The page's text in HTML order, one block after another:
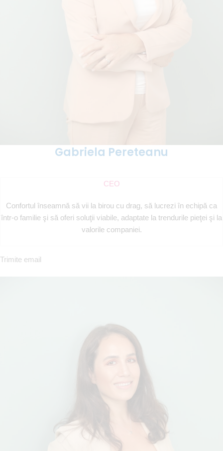
Gabriela Pereteanu
CEO
Confortul înseamnă să vii la birou cu drag, să lucrezi în echipă ca
într-o familie şi să oferi soluţii viabile, adaptate la trendurile pieţei şi la
valorile companiei.
Trimite email